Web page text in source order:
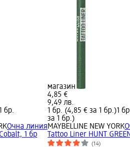
бр.
Очна линия
1 бр
магазин
4,85 €
9,49 лв.
1 бр. (4,85 € за 1 бр.)1
за 1 бр.)
MAYBELLINE NEW YORK
Tattoo Liner HUNT
(14)